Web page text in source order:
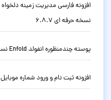
نسخه حرفه ای 6.8.7
پوسته چندمنظوره انفولد Enfold نسخه 7.1.6
افزونه ثبت نام و ورود شماره موبایل Digits وردپرس نسخه 9.2